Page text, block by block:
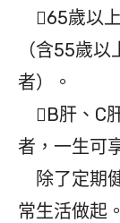
65歲以上
（含55歲
者）。
B肝、C
者，一生可
除了定期
常生活做起